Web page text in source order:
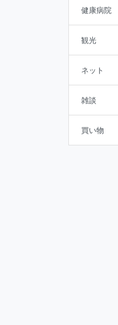
健康病院
観光
ネット
雑談
買い物